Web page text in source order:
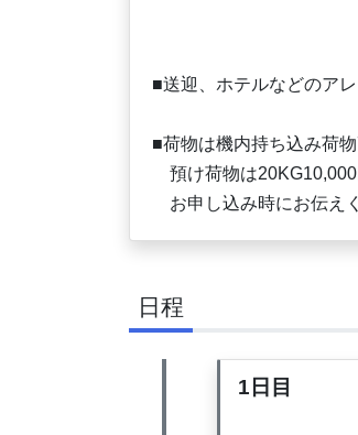
■送迎、ホテルなどのア
■荷物は機内持ち込み荷物
預け荷物は20KG10,000
お申し込み時にお伝え
日程
1日目